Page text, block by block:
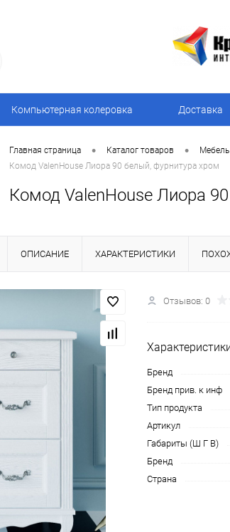
Компьютерная колеровка Доставка
Главная страница • Каталог товаров •
Комод ValenHouse Лиора 90 белый, фурнитура хром
Комод ValenHouse Лиора
ОПИСАНИЕ ХАРАКТЕРИСТИКИ
Отзывов: 0
Бренд
Бренд прив. к инф
Тип продукта
Артикул
Габариты (Ш Г В)
Бренд
Страна